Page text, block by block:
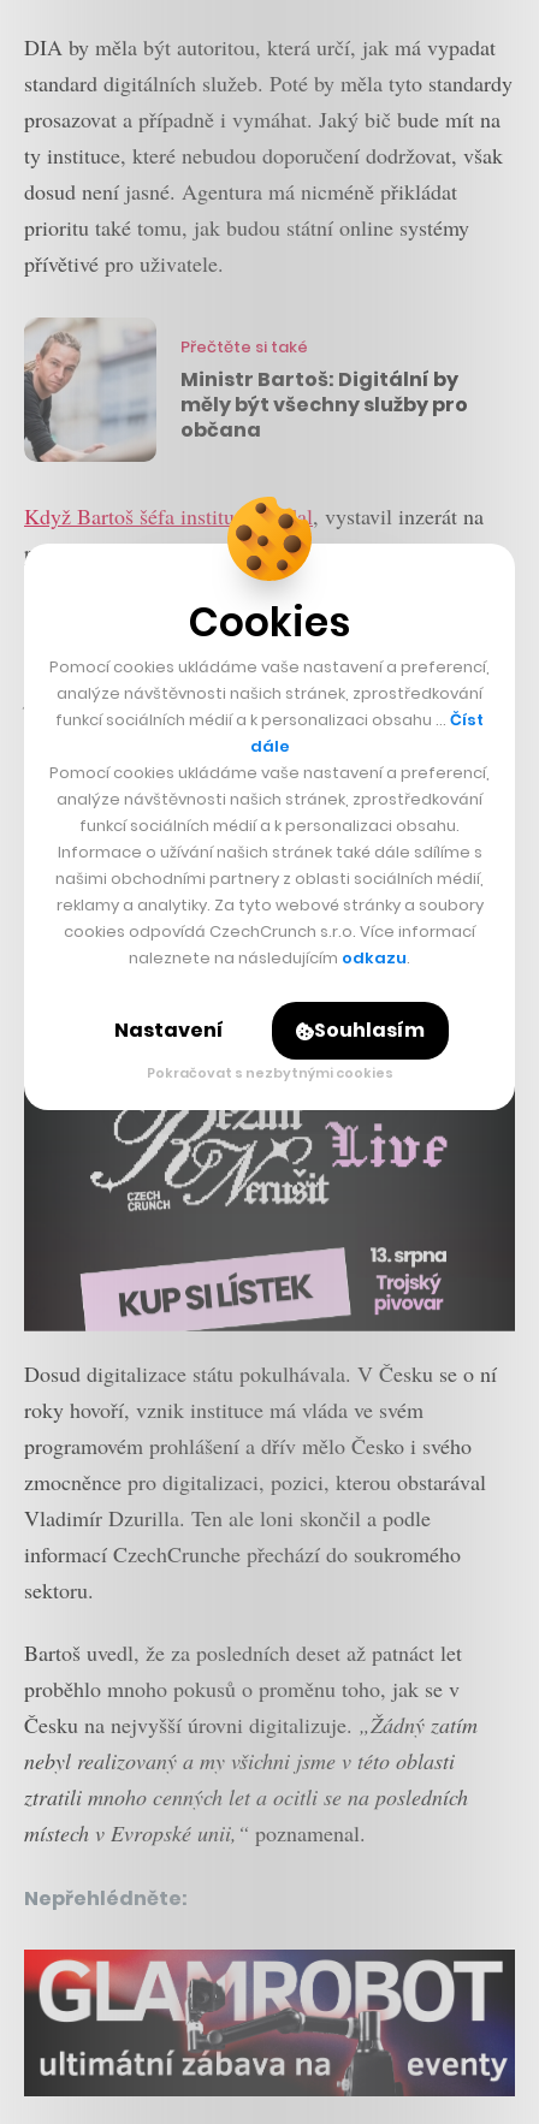
DIA by měla být autoritou, která určí, jak má vypadat
standard digitálních služeb. Poté by měla tyto standardy
prosazovat a případně i vymáhat. Jaký bič bude mít na
ty instituce, které nebudou doporučení dodržovat, však
dosud není jasné. Agentura má nicméně přikládat
prioritu také tomu, jak budou státní online systémy
přívětivé pro uživatele.
Přečtěte si také
Ministr Bartoš: Digitální by
měly být všechny služby pro
občana
Když Bartoš šéfa instituce hledal, vystavil inzerát na
pozici na sociálních sítích s tím, že hodlá provést
transparentní výběrové řízení. V požadavcích například
neuvedl vysokoškolské vzdělání, dokument zato
vyžadoval, aby byl nový šéf schopný„zavádět moderní
pracovní kulturu“. Následovalo nicméně tříkolové
výběrové řízení a podle ČTKse do něj přihlásilo třicet
zájemců, z toho tři ženy. Na výsledku se prý komise
shodla jednomyslně.
Dosud digitalizace státu pokulhávala. V Česku se o ní
roky hovoří, vznik instituce má vláda ve svém
programovém prohlášení a dřív mělo Česko i svého
zmocněnce pro digitalizaci, pozici, kterou obstarával
Vladimír Dzurilla. Ten ale loni skončil a podle
informací CzechCrunche přechází do soukromého
sektoru.
Bartoš uvedl, že za posledních deset až patnáct let
proběhlo mnoho pokusů o proměnu toho, jak se v
Česku na nejvyšší úrovni digitalizuje. „Žádný zatím
nebyl realizovaný a my všichni jsme v této oblasti
ztratili mnoho cenných let a ocitli se na posledních
místech v Evropské unii,“ poznamenal.
Nepřehlédněte:
Cookies
Pomocí cookies ukládáme vaše nastavení a preferencí,
analýze návštěvnosti našich stránek, zprostředkování
funkcí sociálních médií a k personalizaci obsahu … Číst
dále
Pomocí cookies ukládáme vaše nastavení a preferencí,
analýze návštěvnosti našich stránek, zprostředkování
funkcí sociálních médií a k personalizaci obsahu.
Informace o užívání našich stránek také dále sdílíme s
našimi obchodními partnery z oblasti sociálních médií,
reklamy a analytiky. Za tyto webové stránky a soubory
cookies odpovídá CzechCrunch s.r.o. Více informací
naleznete na následujícím odkazu.
Nastavení Souhlasím
Pokračovat s nezbytnými cookies